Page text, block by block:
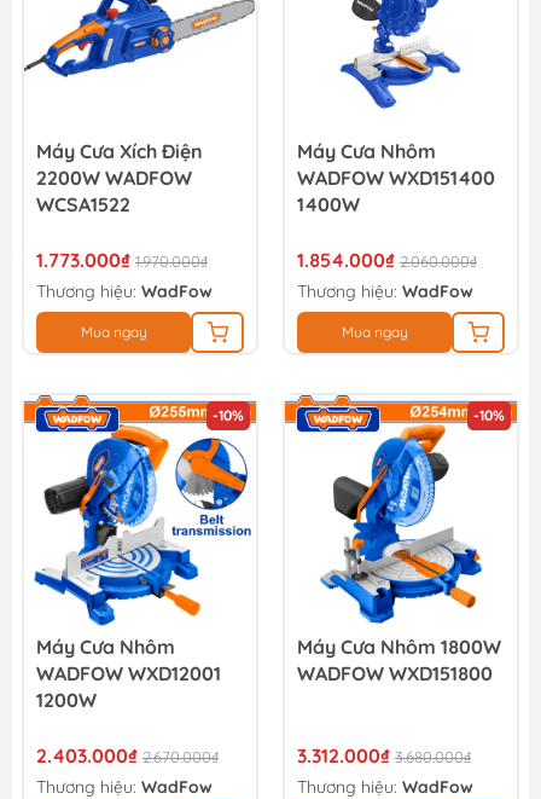
Máy Cưa Xích Điện
2200W WADFOW
WCSA1522
1.773.000₫ 1.970.000₫
Thương hiệu: WadFow
Mua ngay
Máy Cưa Nhôm
WADFOW WXD151400
1400W
1.854.000₫ 2.060.000₫
Thương hiệu: WadFow
Mua ngay
-10%
Máy Cưa Nhôm
WADFOW WXD12001
1200W
2.403.000₫ 2.670.000₫
Thương hiệu: WadFow
-10%
Máy Cưa Nhôm 1800W
WADFOW WXD151800
3.312.000₫ 3.680.000₫
Thương hiệu: WadFow